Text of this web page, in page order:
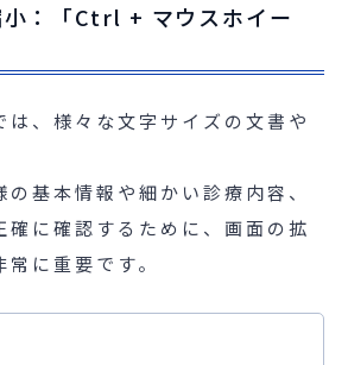
：「Ctrl + マウスホイー
は、様々な文字サイズの文書や
基本情報や細かい診療内容、
確に確認するために、画面の拡
に重要です。